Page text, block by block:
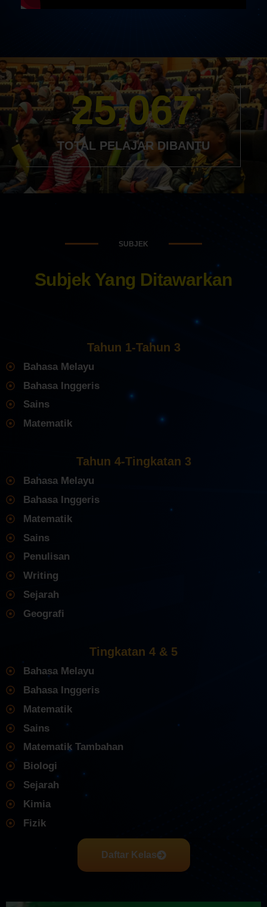
TOTAL PELAJAR DIBANTU
25,067
SUBJEK
Subjek Yang Ditawarkan
Tahun 1-Tahun 3
Bahasa Melayu
Bahasa Inggeris
Sains
Matematik
Tahun 4-Tingkatan 3
Bahasa Melayu
Bahasa Inggeris
Matematik
Sains
Penulisan
Writing
Sejarah
Geografi
Tingkatan 4 & 5
Bahasa Melayu
Bahasa Inggeris
Matematik
Sains
Matematik Tambahan
Biologi
Sejarah
Kimia
Fizik
Daftar Kelas